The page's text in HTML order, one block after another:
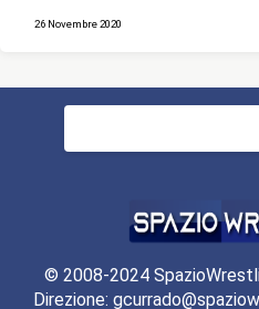
26 Novembre 2020
© 2008-2024
Direzione: